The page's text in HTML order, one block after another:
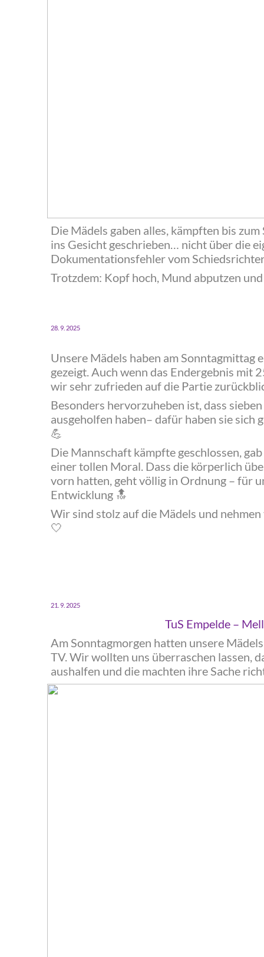
Die Mädels gaben alles, kämpften bis
ins Gesicht geschrieben… nicht über die
Dokumentationsfehler vom
‍Trotzdem: Kopf hoch, Mund abputzen
28. 9. 2025
Unsere Mädels haben am Sonntagmittag
gezeigt. Auch wenn das Endergebnis mit
wir sehr zufrieden auf die Partie
Besonders hervorzuheben ist, dass
ausgeholfen haben– dafür haben sie sich
💪
Die Mannschaft kämpfte geschlossen,
einer tollen Moral. Dass die körperlich
vorn hatten, geht völlig in Ordnung – für
Entwicklung 🔝
Wir sind stolz auf die Mädels und
🤍
‍21. 9. 2025
‍TuS Empelde –
‍Am Sonntagmorgen hatten unsere
TV. Wir wollten uns überraschen lassen,
aushalfen und die machten ihre Sache